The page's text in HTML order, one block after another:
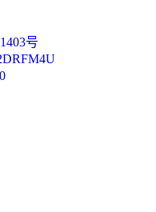
号